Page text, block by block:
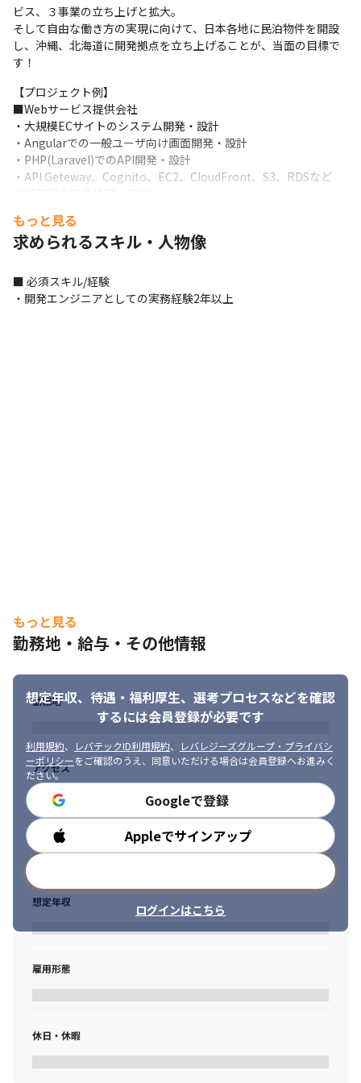
ビス、３事業の立ち上げと拡大。
そして自由な働き方の実現に向けて、日本各地に民泊物件を開設
し、沖縄、北海道に開発拠点を立ち上げることが、当面の目標で
す！
【プロジェクト例】
■Webサービス提供会社
・大規模ECサイトのシステム開発・設計
・Angularでの一般ユーザ向け画面開発・設計
・PHP(Laravel)でのAPI開発・設計
・API Geteway、Cognito、EC2、CloudFront、S3、RDSなど
■WEBサービス提供会社
・クローリングデータを用いたpython、rubyによる名寄せ処理の
・大量データ分析によるロジックの最適化/改修対応
・Jenkins,Azkabanを使用した自動化作業
・EC2,S3,Aurora等のAWS環境構築/設定
す。
簡単なことではありませんが、会社としてプロジェクトを選ぶ優
先順位は、まずは本人の成長/スキルアップが実現できることで
いていきます。
２　教育支援制度について
ます。
【特別教育研修費】
・社員の成長に利用できる、特別教育研修費を用意しています
・この研修費はテキストの購入、資格試験の受験、セミナーの受
講費用など、
社員と会社、双方の成長に繋がると判断されるものであれば何に
でも適用可能です！
【学習支援制度】
・若手エンジニアの成長をサポートする為、
本社で行う学習に対して、1時間当たり1,500円の手当を支給して
います。
【資格手当/一時金】
受験費用は特別教育研修費を利用して、社員は無料で受けられま
す。
もっと見る
求められるスキル・人物像
■ 必須スキル/経験
・開発エンジニアとしての実務経験2年以上
もっと見る
勤務地・給与・その他情報
想定年収、待遇・福利厚生、 選考プロセスなどを確認
するには会員登録が必要です
利用規約、 レバテックID利用規約、
レバレジーズグループ・プライバシ
ーポリシーをご確認のうえ、同意いただける場合は会員登録へお進みく
ださい。
Googleで登録
Appleでサインアップ
ログインはこちら
勤務地
アクセス
勤務時間
想定年収
雇用形態
休日・休暇